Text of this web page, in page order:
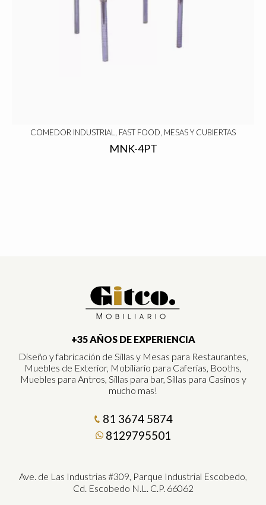
COMEDOR INDUSTRIAL, FAST FOOD, MESAS Y CUBIERTAS
MNK-4PT
+35 AÑOS DE EXPERIENCIA
Diseño y fabricación de Sillas y Mesas para Restaurantes,
Muebles de Exterior, Mobiliario para Caferias, Booths,
Muebles para Antros, Sillas para bar, Sillas para Casinos y
mucho mas!
81 3674 5874
8129795501
Ave. de Las Industrias #309, Parque Industrial Escobedo,
Cd. Escobedo N.L. C.P. 66062